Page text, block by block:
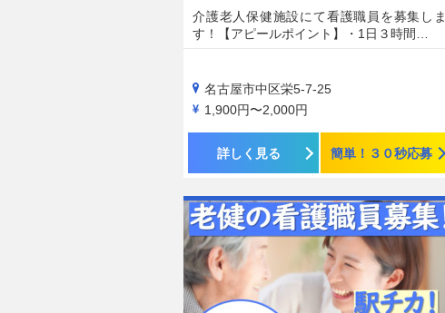
介護老人保健施設にて看護職員を募集しま
す！【アピールポイント】・1日３時間…
名古屋市中区栄5-7-25
1,900円〜2,000円
詳しく見る 簡単！３０秒応募